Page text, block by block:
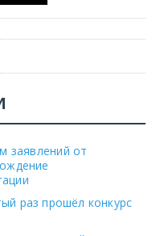
заявлений от
раз прошёл конкурс